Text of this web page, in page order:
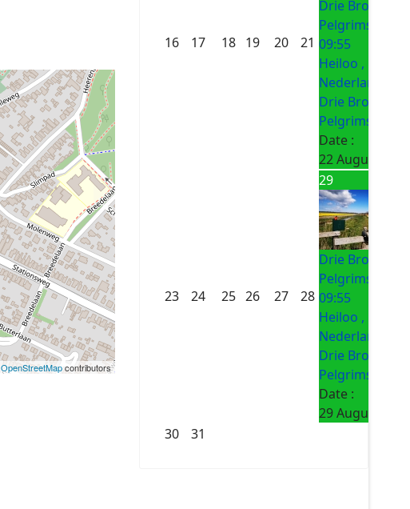
OpenStreetMapcontributors
16 17 18 19 20 21
Drie Bronnen
Pelgrimsroute
09:55
Heiloo ,
Nederland
Drie Bronnen
Pelgrimsroute
Date :
22 August
23 24 25 26 27 28
29
Drie Bronnen
Pelgrimsroute
09:55
Heiloo ,
Nederland
Drie Bronnen
Pelgrimsroute
Date :
29 August
30
31